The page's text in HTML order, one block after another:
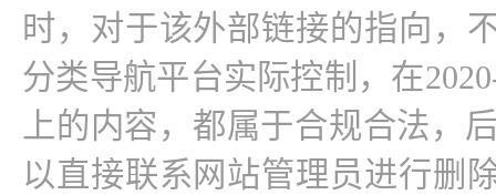
时，对于该外部链接的指向，
分类导航平台实际控制，在
上的内容，都属于合规合法，
以直接联系网站管理员进行删